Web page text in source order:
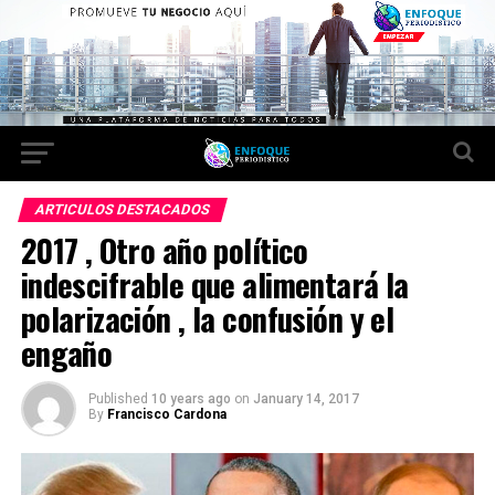
ARTICULOS DESTACADOS
2017 , Otro año político
indescifrable que alimentará la
polarización , la confusión y el
engaño
Published 10 years ago on January 14, 2017
By Francisco Cardona